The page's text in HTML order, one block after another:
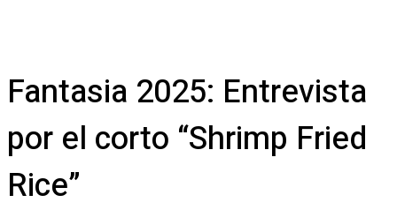
Fantasia 2025: Entrevista
por el corto “Shrimp Fried
Rice”